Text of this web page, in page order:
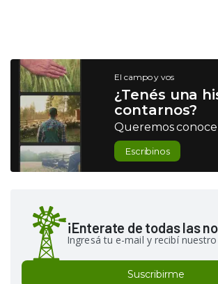
El campo y vos
¿Tenés una
contarnos?
Queremos
Escribinos
¡Enterate de todas las
Ingresá tu e-mail y recibí
Suscribirme